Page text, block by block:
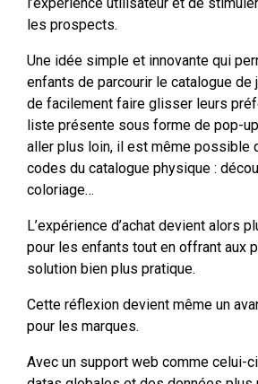
les prospects.
Une idée simple et innovante qui
enfants de parcourir le catalogue de
de facilement faire glisser leurs
liste présente sous forme de pop-
aller plus loin, il est même possible
codes du catalogue physique :
coloriage…
L’expérience d’achat devient alors
pour les enfants tout en offrant aux
solution bien plus pratique.
Cette réflexion devient même un
pour les marques.
Avec un support web comme celui-